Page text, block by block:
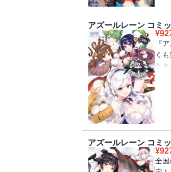
アズールレーン コミ
¥
『
く
た
す!
アズールレーン コミ
¥
全国